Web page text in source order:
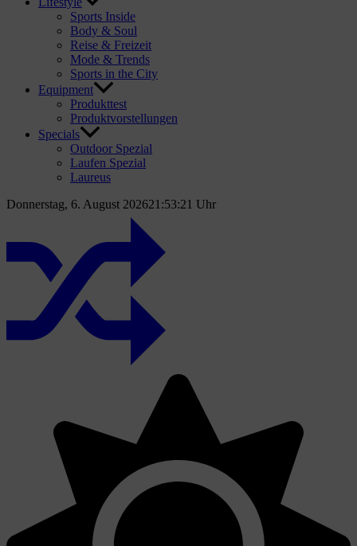
Sports Inside
Body & Soul
Reise & Freizeit
Mode & Trends
Sports in the City
Equipment
Produkttest
Produktvorstellungen
Specials
Outdoor Spezial
Laufen Spezial
Laureus
Donnerstag, 6. August 202621:53:22 Uhr